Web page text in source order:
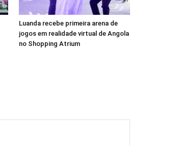
Luanda recebe primeira arena de
jogos em realidade virtual de Angola
no Shopping Atrium